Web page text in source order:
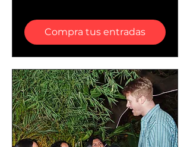
Compra tus entradas